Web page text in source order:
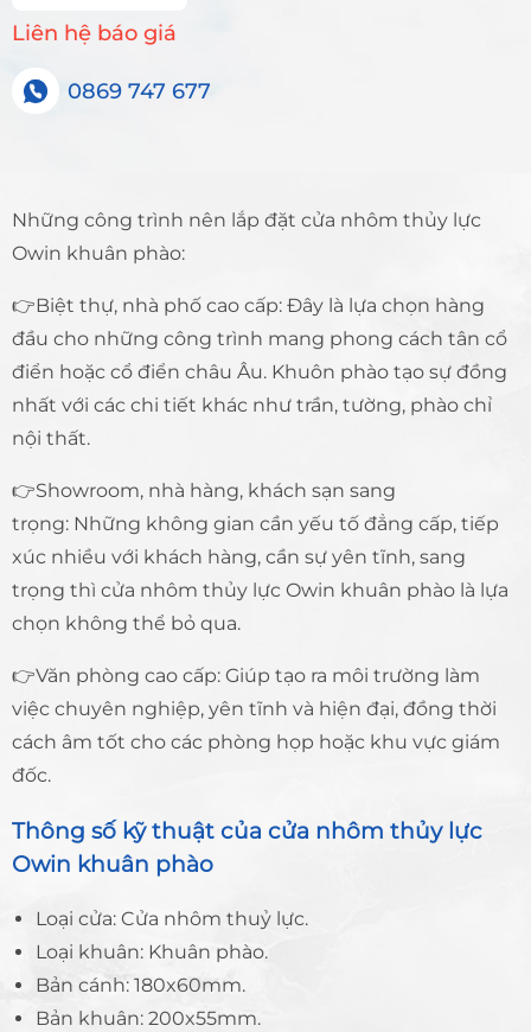
Liên hệ báo giá
0869 747 677
Những công trình nên lắp đặt cửa nhôm thủy lực
Owin khuân phào:
👉Biệt thự, nhà phố cao cấp: Đây là lựa chọn hàng
đầu cho những công trình mang phong cách tân cổ
điển hoặc cổ điển châu Âu. Khuôn phào tạo sự đồng
nhất với các chi tiết khác như trần, tường, phào chỉ
nội thất.
👉Showroom, nhà hàng, khách sạn sang
trọng: Những không gian cần yếu tố đẳng cấp, tiếp
xúc nhiều với khách hàng, cần sự yên tĩnh, sang
trọng thì cửa nhôm thủy lực Owin khuân phào là lựa
chọn không thể bỏ qua.
👉Văn phòng cao cấp: Giúp tạo ra môi trường làm
việc chuyên nghiệp, yên tĩnh và hiện đại, đồng thời
cách âm tốt cho các phòng họp hoặc khu vực giám
đốc.
Thông số kỹ thuật của cửa nhôm thủy lực
Owin khuân phào
Loại cửa: Cửa nhôm thuỷ lực.
Loại khuân: Khuân phào.
Bản cánh: 180x60mm.
Bản khuân: 200x55mm.